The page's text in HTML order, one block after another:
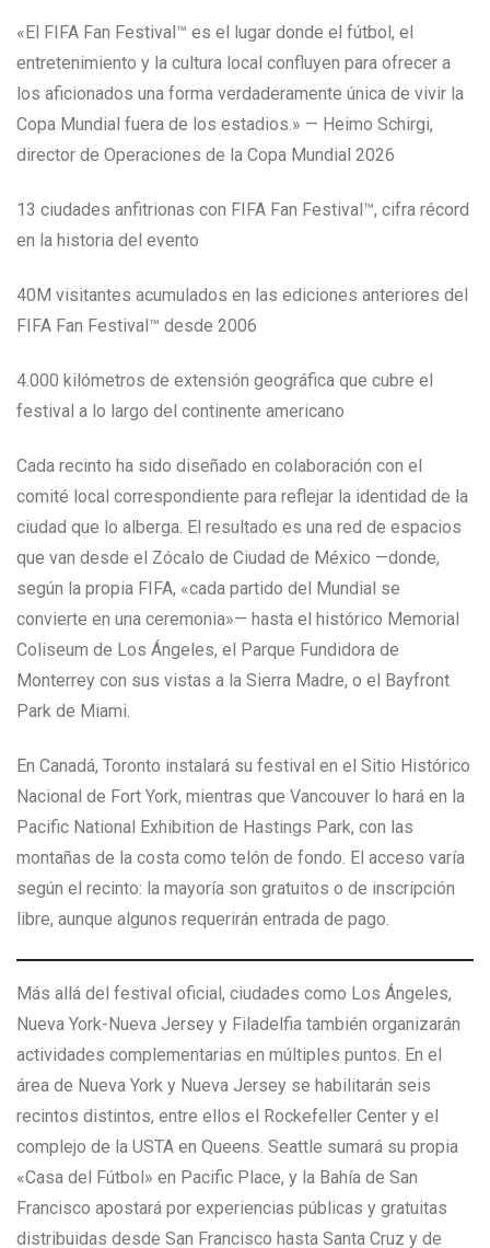
«El FIFA Fan Festival™ es el lugar donde el fútbol, el
entretenimiento y la cultura local confluyen para ofrecer a
los aficionados una forma verdaderamente única de vivir la
Copa Mundial fuera de los estadios.» — Heimo Schirgi,
director de Operaciones de la Copa Mundial 2026
13 ciudades anfitrionas con FIFA Fan Festival™, cifra récord
en la historia del evento
40M visitantes acumulados en las ediciones anteriores del
FIFA Fan Festival™ desde 2006
4.000 kilómetros de extensión geográfica que cubre el
festival a lo largo del continente americano
Cada recinto ha sido diseñado en colaboración con el
comité local correspondiente para reflejar la identidad de la
ciudad que lo alberga. El resultado es una red de espacios
que van desde el Zócalo de Ciudad de México —donde,
según la propia FIFA, «cada partido del Mundial se
convierte en una ceremonia»— hasta el histórico Memorial
Coliseum de Los Ángeles, el Parque Fundidora de
Monterrey con sus vistas a la Sierra Madre, o el Bayfront
Park de Miami.
En Canadá, Toronto instalará su festival en el Sitio Histórico
Nacional de Fort York, mientras que Vancouver lo hará en la
Pacific National Exhibition de Hastings Park, con las
montañas de la costa como telón de fondo. El acceso varía
según el recinto: la mayoría son gratuitos o de inscripción
libre, aunque algunos requerirán entrada de pago.
Más allá del festival oficial, ciudades como Los Ángeles,
Nueva York-Nueva Jersey y Filadelfia también organizarán
actividades complementarias en múltiples puntos. En el
área de Nueva York y Nueva Jersey se habilitarán seis
recintos distintos, entre ellos el Rockefeller Center y el
complejo de la USTA en Queens. Seattle sumará su propia
«Casa del Fútbol» en Pacific Place, y la Bahía de San
Francisco apostará por experiencias públicas y gratuitas
distribuidas desde San Francisco hasta Santa Cruz y de